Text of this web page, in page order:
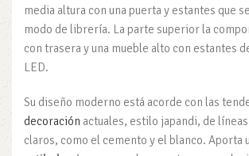
media altura con una puerta y estantes que
modo de librería. La parte superior la
con trasera y una mueble alto con estantes
LED.
Su diseño moderno está acorde con las
decoración actuales, estilo japandi, de
claros, como el cemento y el blanco. Aporta